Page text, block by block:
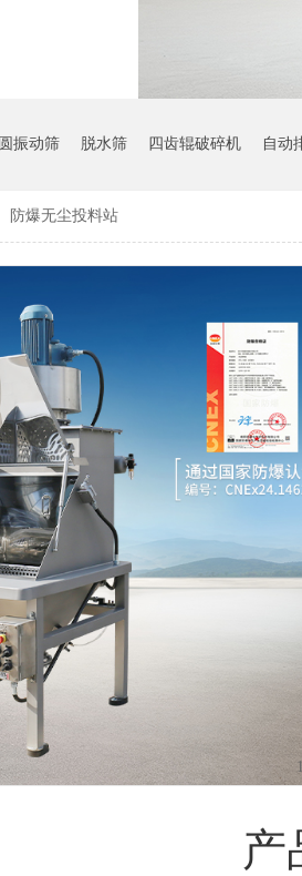
圆振动筛 脱水筛 四齿辊破碎机 自动
防爆无尘投料站
1
产